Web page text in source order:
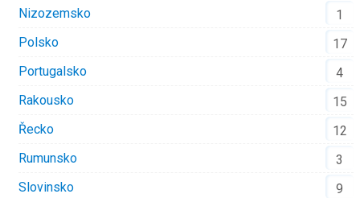
Nizozemsko
1
Polsko
17
Portugalsko
4
Rakousko
15
Řecko
12
Rumunsko
3
Slovinsko
9